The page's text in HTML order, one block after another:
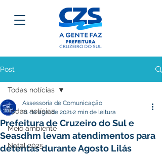
Post
Todas notícias
Meio ambiente
Natal 2025
Todas notícias
Prefeitura de Cruzeiro do Sul e
Seasdhm levam atendimentos para
detentas durante Agosto Lilás
Assessoria de Comunicação
21 de ago. de 20212 min de leitura